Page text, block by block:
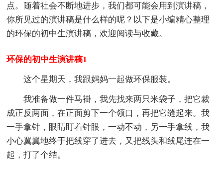
点。随着社会不断地进步，我们都可能会用到演讲稿，
你所见过的演讲稿是什么样的呢？以下是小编精心整理
的环保的初中生演讲稿，欢迎阅读与收藏。
环保的初中生演讲稿1
这个星期天，我跟妈妈一起做环保服装。
我准备做一件马褂，我先找来两只米袋子，把它裁
成正反两面，在正面剪下一个领口，再把它缝起来。我
一手拿针，眼睛盯着针眼，一动不动，另一手拿线，我
小心翼翼地终于把线穿了进去，又把线头和线尾连在一
起，打了个结。